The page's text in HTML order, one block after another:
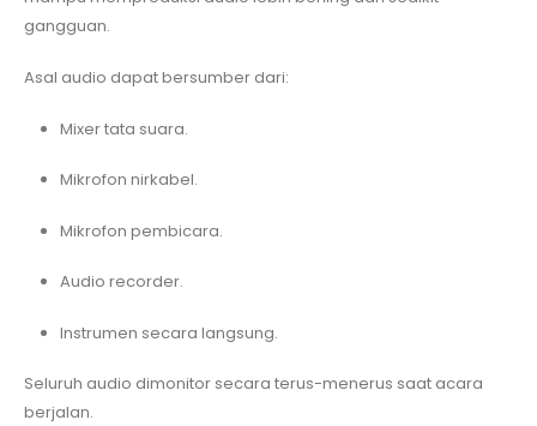
gangguan.
Asal audio dapat bersumber dari:
Mixer tata suara.
Mikrofon nirkabel.
Mikrofon pembicara.
Audio recorder.
Instrumen secara langsung.
Seluruh audio dimonitor secara terus-menerus saat acara
berjalan.